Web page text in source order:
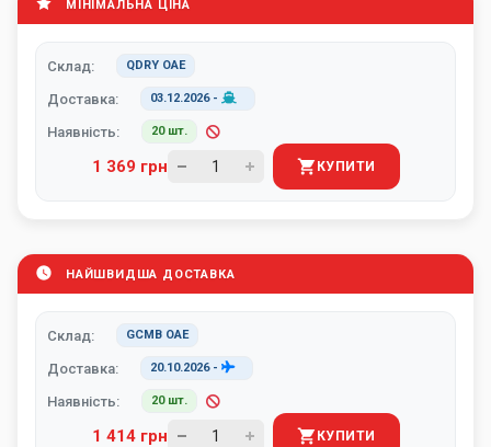
МІНІМАЛЬНА ЦІНА
Склад: QDRY ОАЕ
Доставка: 03.12.2026-
Наявність: 20 шт.
1 369 грн КУПИТИ
НАЙШВИДША ДОСТАВКА
Склад: GCMB ОАЕ
Доставка: 20.10.2026-
Наявність: 20 шт.
1 414 грн КУПИТИ